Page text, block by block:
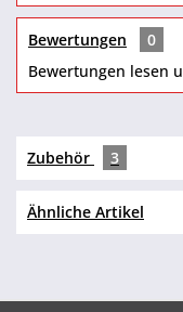
Bewertungen
0
Bewertungen lesen
Zubehör 3
Ähnliche Artikel